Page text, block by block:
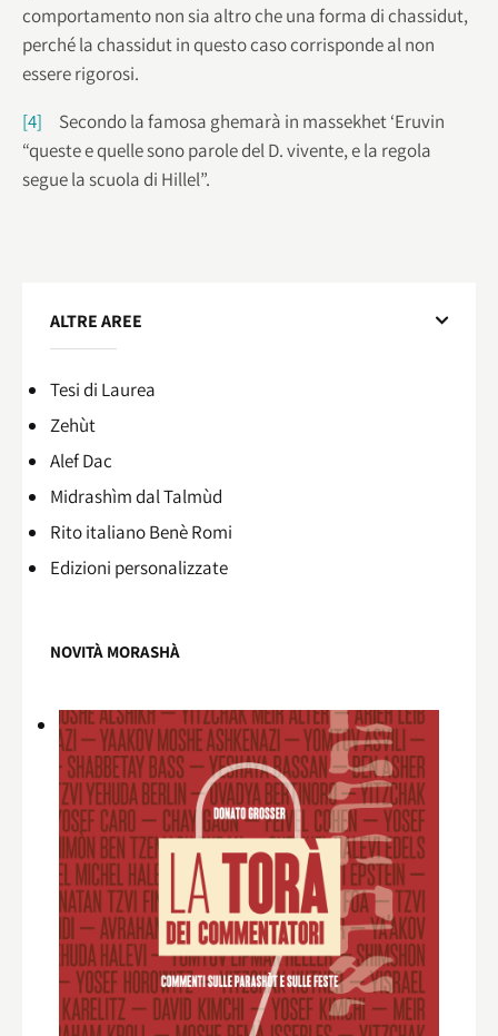
comportamento non sia altro che una forma di chassidut,
perché la chassidut in questo caso corrisponde al non
essere rigorosi.
[4] Secondo la famosa ghemarà in massekhet ‘Eruvin
“queste e quelle sono parole del D. vivente, e la regola
segue la scuola di Hillel”.
ALTRE AREE
Tesi di Laurea
Zehùt
Alef Dac
Midrashìm dal Talmùd
Rito italiano Benè Romi​
Edizioni personalizzate
NOVITÀ MORASHÀ